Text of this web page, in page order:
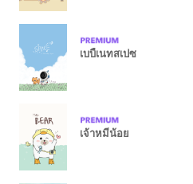
เบบี้เนทสเปซ
เจ้าหมีน้อย